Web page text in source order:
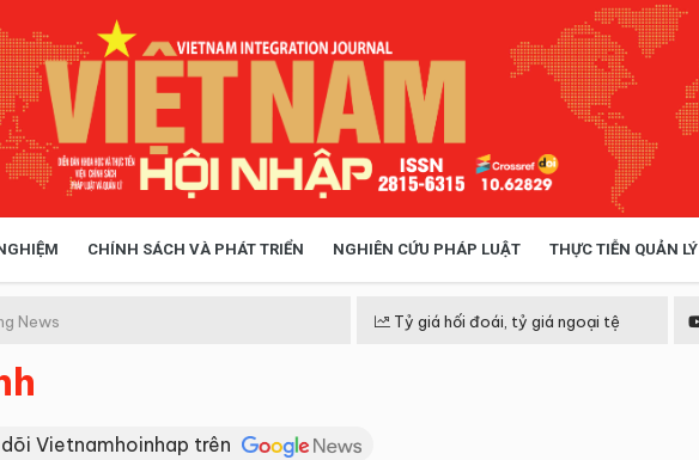
CHÍNH SÁCH VÀ PHÁT TRIỂN NGHIÊN CỨU PHÁP LUẬT THỰC TIỄN QUẢN LÝ
News Tỷ giá hối đoái, tỷ giá ngoại tệ
Vietnamhoinhap trên